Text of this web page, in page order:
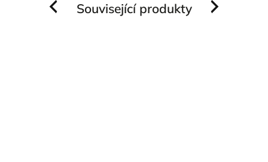
Související produkty
Previous Next